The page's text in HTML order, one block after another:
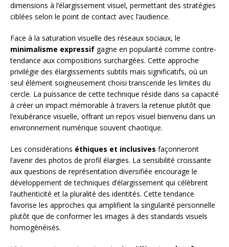
dimensions à l’élargissement visuel, permettant des stratégies
ciblées selon le point de contact avec l’audience.
Face à la saturation visuelle des réseaux sociaux, le
minimalisme expressif gagne en popularité comme contre-
tendance aux compositions surchargées. Cette approche
privilégie des élargissements subtils mais significatifs, où un
seul élément soigneusement choisi transcende les limites du
cercle. La puissance de cette technique réside dans sa capacité
à créer un impact mémorable à travers la retenue plutôt que
l’exubérance visuelle, offrant un repos visuel bienvenu dans un
environnement numérique souvent chaotique.
Les considérations éthiques et inclusives façonneront
l’avenir des photos de profil élargies. La sensibilité croissante
aux questions de représentation diversifiée encourage le
développement de techniques d’élargissement qui célèbrent
l’authenticité et la pluralité des identités. Cette tendance
favorise les approches qui amplifient la singularité personnelle
plutôt que de conformer les images à des standards visuels
homogénéisés.